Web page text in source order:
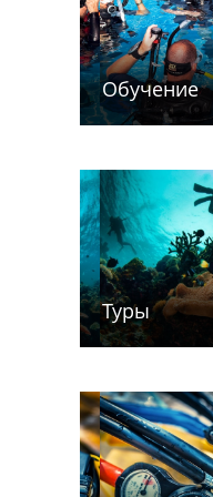
Обучение
Туры